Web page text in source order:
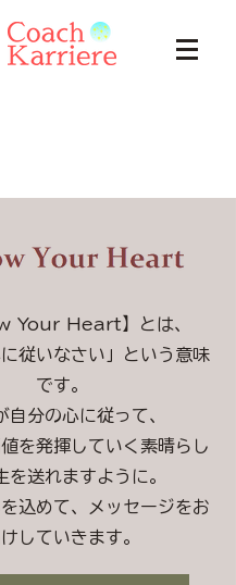
Your Heart】とは、
に従いなさい」という意味
です。
自分の心に従って、
を発揮していく素晴らし
を送れますように。
込めて、メッセージをお
していきます。